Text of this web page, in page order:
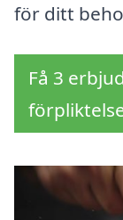
för ditt
Få 3